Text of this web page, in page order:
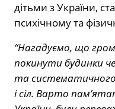
дітьми з України,
психічному та
“Нагадуємо, що
покинути будинки
та систематичного
і сіл. Варто